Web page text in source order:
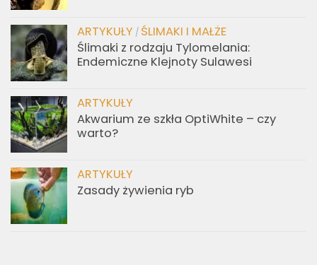
ARTYKUŁY / ŚLIMAKI I MAŁŻE
Ślimaki z rodzaju Tylomelania:
Endemiczne Klejnoty Sulawesi
ARTYKUŁY
Akwarium ze szkła OptiWhite – czy
warto?
ARTYKUŁY
Zasady żywienia ryb